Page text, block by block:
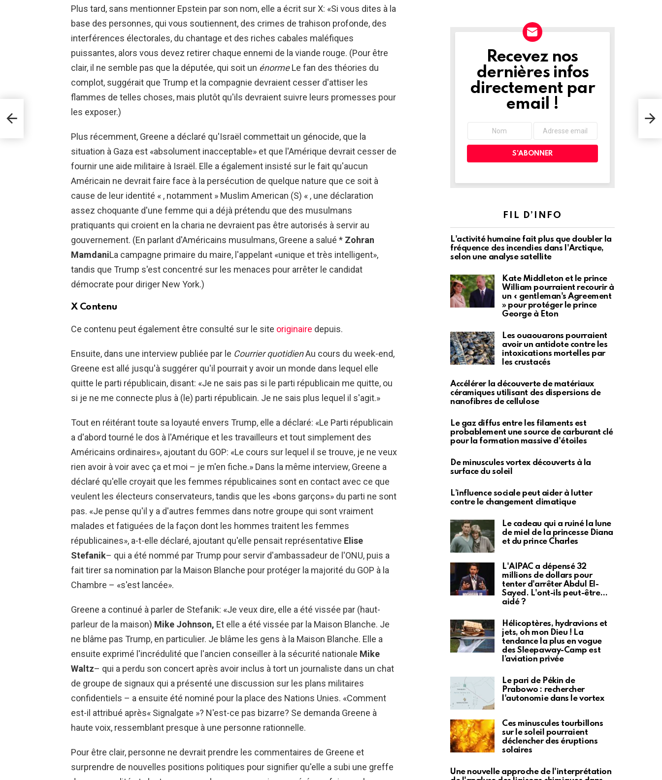
Plus tard, sans mentionner Epstein par son nom, elle a écrit sur X: «Si vous dites à la
base des personnes, qui vous soutiennent, des crimes de trahison profonde, des
interférences électorales, du chantage et des riches cabales maléfiques
puissantes, alors vous devez retirer chaque ennemi de la viande rouge. (Pour être
clair, il ne semble pas que la députée, qui soit un énormeLe fan des théories du
complot, suggérait que Trump et la compagnie devraient cesser d'attiser les
flammes de telles choses, mais plutôt qu'ils devraient suivre leurs promesses pour
les exposer.)
Plus récemment, Greene a déclaré qu'Israël commettait un génocide, que la
situation à Gaza est «absolument inacceptable» et que l'Amérique devrait cesser de
fournir une aide militaire à Israël. Elle a également insisté sur le fait qu'aucun
Américain ne devrait faire face à la persécution de quelque nature que ce soit à
cause de leur identité « , notamment » Muslim American (S) « , une déclaration
assez choquante d'une femme qui a déjà prétendu que des musulmans
pratiquants qui croient en la charia ne devraient pas être autorisés à servir au
gouvernement. (En parlant d'Américains musulmans, Greene a salué * Zohran
MamdaniLa campagne primaire du maire, l'appelant «unique et très intelligent»,
tandis que Trump s'est concentré sur les menaces pour arrêter le candidat
démocrate pour diriger New York.)
X Contenu
Ce contenu peut également être consulté sur le site originaire depuis.
Ensuite, dans une interview publiée par le Courrier quotidienAu cours du week-end,
Greene est allé jusqu'à suggérer qu'il pourrait y avoir un monde dans lequel elle
quitte le parti républicain, disant: «Je ne sais pas si le parti républicain me quitte, ou
si je ne me connecte plus à (le) parti républicain. Je ne sais plus lequel il s'agit.»
Tout en réitérant toute sa loyauté envers Trump, elle a déclaré: «Le Parti républicain
a d'abord tourné le dos à l'Amérique et les travailleurs et tout simplement des
Américains ordinaires», ajoutant du GOP: «Le cours sur lequel il se trouve, je ne veux
rien avoir à voir avec ça et moi – je m'en fiche.» Dans la même interview, Greene a
déclaré qu'elle croyait que les femmes républicaines sont en contact avec ce que
veulent les électeurs conservateurs, tandis que les «bons garçons» du parti ne sont
pas. «Je pense qu'il y a d'autres femmes dans notre groupe qui sont vraiment
malades et fatiguées de la façon dont les hommes traitent les femmes
républicaines», a-t-elle déclaré, ajoutant qu'elle pensait représentative Elise
Stefanik– qui a été nommé par Trump pour servir d'ambassadeur de l'ONU, puis a
fait tirer sa nomination par la Maison Blanche pour protéger la majorité du GOP à la
Chambre – «s'est lancée».
Greene a continué à parler de Stefanik: «Je veux dire, elle a été vissée par (haut-
parleur de la maison) Mike Johnson, Et elle a été vissée par la Maison Blanche. Je
ne blâme pas Trump, en particulier. Je blâme les gens à la Maison Blanche. Elle a
ensuite exprimé l'incrédulité que l'ancien conseiller à la sécurité nationale Mike
Waltz– qui a perdu son concert après avoir inclus à tort un journaliste dans un chat
de groupe de signaux qui a présenté une discussion sur les plans militaires
confidentiels – a ensuite été nominé pour la place des Nations Unies. «Comment
est-il attribué après« Signalgate »? N'est-ce pas bizarre? Se demanda Greene à
haute voix, ressemblant presque à une personne rationnelle.
Pour être clair, personne ne devrait prendre les commentaires de Greene et
surprendre de nouvelles positions politiques pour signifier qu'elle a subi une greffe
NEWSLETTER
Recevez nos
dernières infos
directement par
email !
FIL D’INFO
L'activité humaine fait plus que doubler la
fréquence des incendies dans l'Arctique,
selon une analyse satellite
Kate Middleton et le prince
William pourraient recourir à
un « gentleman's Agreement
» pour protéger le prince
George à Eton
Les ouaouarons pourraient
avoir un antidote contre les
intoxications mortelles par
les crustacés
Accélérer la découverte de matériaux
céramiques utilisant des dispersions de
nanofibres de cellulose
Le gaz diffus entre les filaments est
probablement une source de carburant clé
pour la formation massive d'étoiles
De minuscules vortex découverts à la
surface du soleil
L’influence sociale peut aider à lutter
contre le changement climatique
Le cadeau qui a ruiné la lune
de miel de la princesse Diana
et du prince Charles
L'AIPAC a dépensé 32
millions de dollars pour
tenter d'arrêter Abdul El-
Sayed. L'ont-ils peut-être…
aidé ?
Hélicoptères, hydravions et
jets, oh mon Dieu ! La
tendance la plus en vogue
des Sleepaway-Camp est
l’aviation privée
Le pari de Pékin de
Prabowo : rechercher
l'autonomie dans le vortex
Ces minuscules tourbillons
sur le soleil pourraient
déclencher des éruptions
solaires
Une nouvelle approche de l'interprétation